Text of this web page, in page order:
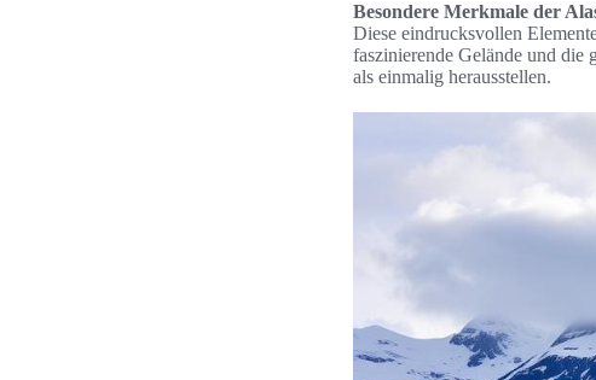
Besondere Merkmale der
Diese eindrucksvollen
faszinierende Gelände und die
als einmalig herausstellen.